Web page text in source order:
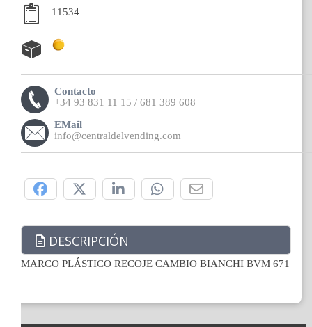
11534
Contacto
+34 93 831 11 15 / 681 389 608
EMail
info@centraldelvending.com
DESCRIPCIÓN
MARCO PLÁSTICO RECOJE CAMBIO BIANCHI BVM 671